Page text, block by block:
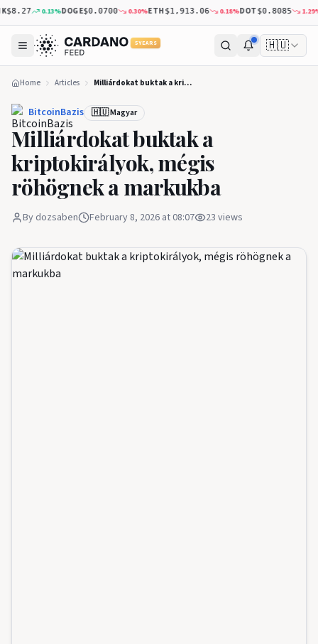
0.13%DOGE$0.0700 0.30%ETH$1,913.06 0.18%DOT$0.8085 1.29%
5 YEARS 🇭🇺
Home Articles Milliárdokat buktak a kriptokirályok, mégis röhögnek a markukba
BitcoinBazis 🇭🇺 Magyar
Milliárdokat buktak a
kriptokirályok, mégis
röhögnek a markukba
By dozsaben February 8, 2026 at 08:07 23 views